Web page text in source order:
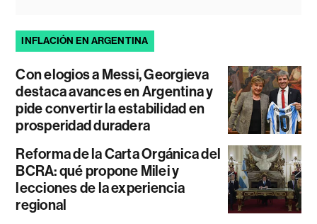
INFLACIÓN EN ARGENTINA
Con elogios a Messi, Georgieva
destaca avances en Argentina y
pide convertir la estabilidad en
prosperidad duradera
Reforma de la Carta Orgánica del
BCRA: qué propone Milei y
lecciones de la experiencia
regional